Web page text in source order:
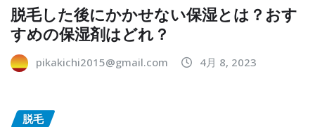
脱毛した後にかかせない保湿とは？おす
すめの保湿剤はどれ？
pikakichi2015@gmail.com 4月 8, 2023
脱毛